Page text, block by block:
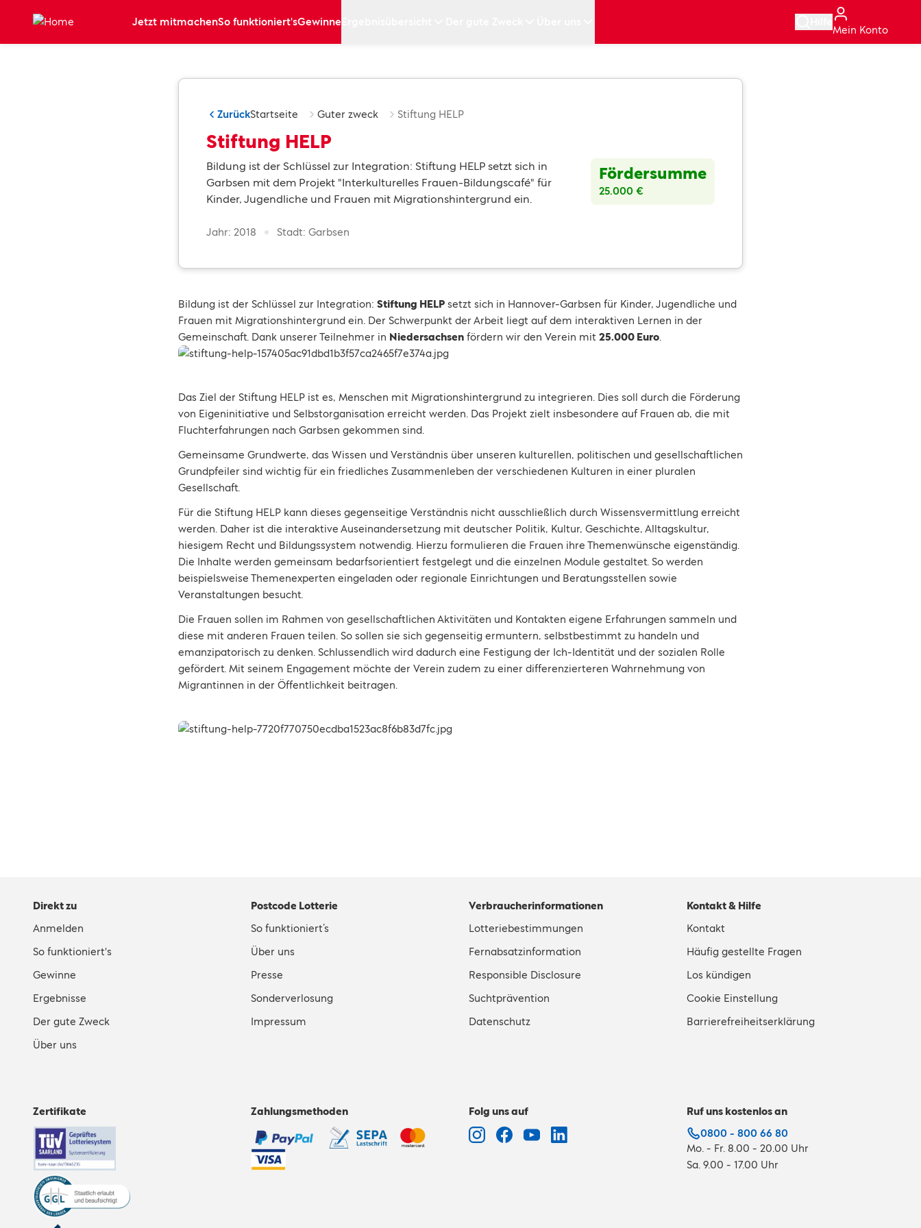
Zum Hauptinhalt springen
Jetzt mitmachenSo funktioniert'sGewinne
Mein Konto
ZurückStartseite Guter zweck Stiftung HELP
Stiftung HELP
Bildung ist der Schlüssel zur Integration: Stiftung HELP setzt sich in
Garbsen mit dem Projekt "Interkulturelles Frauen-Bildungscafé" für
Kinder, Jugendliche und Frauen mit Migrationshintergrund ein.
Fördersumme
25.000 €
Jahr: 2018 Stadt: Garbsen
Bildung ist der Schlüssel zur Integration: Stiftung HELP setzt sich in Hannover-Garbsen für Kinder, Jugendliche und
Frauen mit Migrationshintergrund ein. Der Schwerpunkt der Arbeit liegt auf dem interaktiven Lernen in der
Gemeinschaft. Dank unserer Teilnehmer in Niedersachsen fördern wir den Verein mit 25.000 Euro.
Das Ziel der Stiftung HELP ist es, Menschen mit Migrationshintergrund zu integrieren. Dies soll durch die Förderung
von Eigeninitiative und Selbstorganisation erreicht werden. Das Projekt zielt insbesondere auf Frauen ab, die mit
Fluchterfahrungen nach Garbsen gekommen sind.
Gemeinsame Grundwerte, das Wissen und Verständnis über unseren kulturellen, politischen und gesellschaftlichen
Grundpfeiler sind wichtig für ein friedliches Zusammenleben der verschiedenen Kulturen in einer pluralen
Gesellschaft.
Für die Stiftung HELP kann dieses gegenseitige Verständnis nicht ausschließlich durch Wissensvermittlung erreicht
werden. Daher ist die interaktive Auseinandersetzung mit deutscher Politik, Kultur, Geschichte, Alltagskultur,
hiesigem Recht und Bildungssystem notwendig. Hierzu formulieren die Frauen ihre Themenwünsche eigenständig.
Die Inhalte werden gemeinsam bedarfsorientiert festgelegt und die einzelnen Module gestaltet. So werden
beispielsweise Themenexperten eingeladen oder regionale Einrichtungen und Beratungsstellen sowie
Veranstaltungen besucht.
Die Frauen sollen im Rahmen von gesellschaftlichen Aktivitäten und Kontakten eigene Erfahrungen sammeln und
diese mit anderen Frauen teilen. So sollen sie sich gegenseitig ermuntern, selbstbestimmt zu handeln und
emanzipatorisch zu denken. Schlussendlich wird dadurch eine Festigung der Ich-Identität und der sozialen Rolle
gefördert. Mit seinem Engagement möchte der Verein zudem zu einer differenzierteren Wahrnehmung von
Migrantinnen in der Öffentlichkeit beitragen.
Direkt zu
Anmelden
So funktioniert's
Gewinne
Ergebnisse
Der gute Zweck
Über uns
Postcode Lotterie
So funktioniert’s
Über uns
Presse
Sonderverlosung
Impressum
Verbraucherinformationen
Lotteriebestimmungen
Fernabsatzinformation
Responsible Disclosure
Suchtprävention
Datenschutz
Kontakt & Hilfe
Kontakt
Häufig gestellte Fragen
Los kündigen
Cookie Einstellung
Barrierefreiheitserklärung
Zertifikate Zahlungsmethoden Folg uns auf
Ruf uns kostenlos an
0800 - 800 66 80
Mo. - Fr. 8.00 - 20.00 Uhr
Sa. 9.00 - 17.00 Uhr